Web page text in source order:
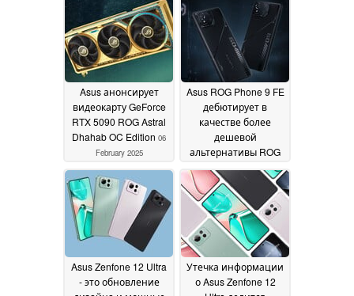
Asus анонсирует
видеокарту GeForce
RTX 5090 ROG Astral
Dhahab OC Edition 06
February 2025
Asus ROG Phone 9 FE
дебютирует в
качестве более
дешевой
альтернативы ROG
Phone 9 Pro06 February
2025
Asus Zenfone 12 Ultra
- это обновление
Утечка информации
о Asus Zenfone 12